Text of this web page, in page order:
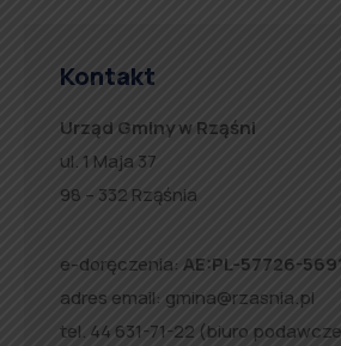
Kontakt
Urząd Gminy w Rząśni
ul. 1 Maja 37
98 – 332 Rząśnia
e-doręczenia: AE:PL-57726-
adres email: gmina@rzasnia.pl
tel. 44 631-71-22 (biuro